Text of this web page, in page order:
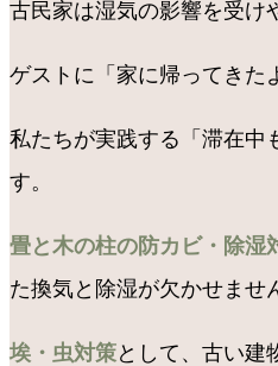
古民家は湿気の影響を受け
ゲストに「家に帰ってきた
私たちが実践する「滞在中
す。
畳と木の柱の防カビ・除湿
た換気と除湿が欠かせませ
埃・虫対策として、古い建